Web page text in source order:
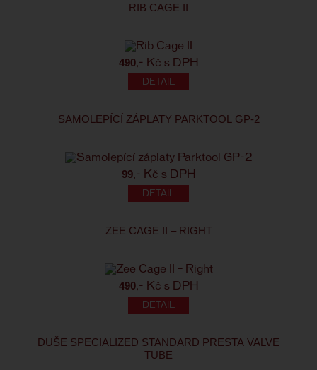
RIB CAGE II
490,- Kč s DPH
SAMOLEPÍCÍ ZÁPLATY PARKTOOL GP-2
99,- Kč s DPH
ZEE CAGE II – RIGHT
490,- Kč s DPH
DUŠE SPECIALIZED STANDARD PRESTA VALVE
TUBE